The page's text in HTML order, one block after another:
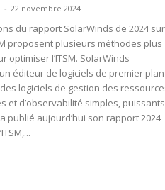
- 22 novembre 2024
du rapport SolarWinds de 2024 sur
proposent plusieurs méthodes plus
optimiser l’ITSM. SolarWinds
un éditeur de logiciels de premier plan
logiciels de gestion des
et d’observabilité simples, puissants
publié aujourd’hui son rapport 2024